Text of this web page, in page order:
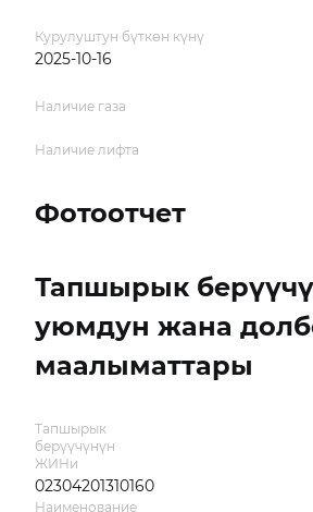
Курулуштун бүткөн күнү
2025-10-16
Наличие газа
Наличие лифта
Фотоотчет
Тапшырык
уюмдун жана
маалыматтары
Тапшырык
берүүчүнүн
ЖИНи
02304201310160
Наименование